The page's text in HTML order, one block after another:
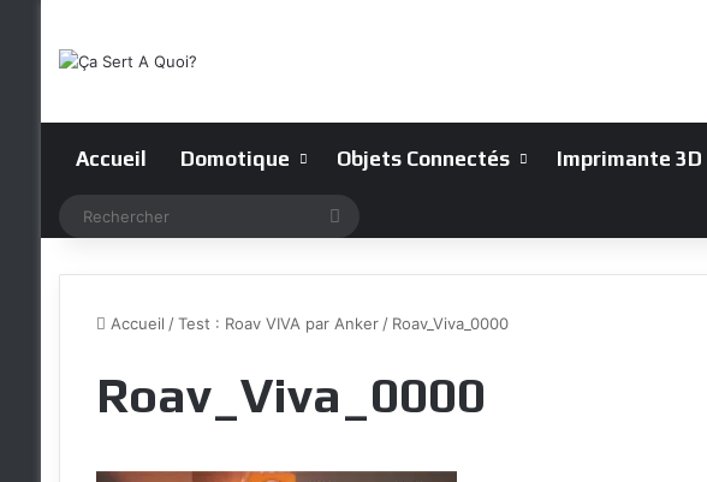
Accueil Domotique Objets Connectés Imprimante 3D
Accueil / Test : Roav VIVA par Anker / Roav_Viva_0000
Roav_Viva_0000